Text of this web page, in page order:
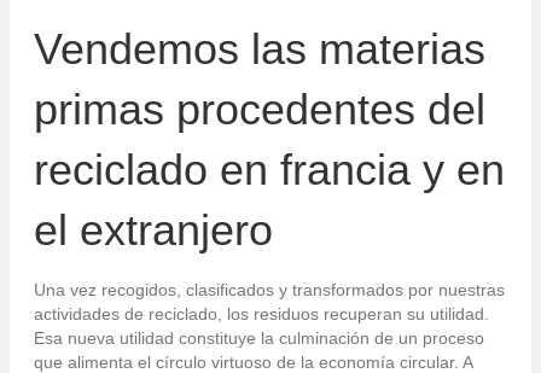
Vendemos las materias
primas procedentes del
reciclado en francia y en
el extranjero
Una vez recogidos, clasificados y transformados por nuestras
actividades de reciclado, los residuos recuperan su utilidad.
Esa nueva utilidad constituye la culminación de un proceso
que alimenta el círculo virtuoso de la economía circular. A